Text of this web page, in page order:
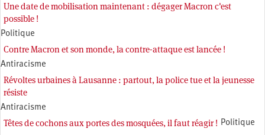
Une date de mobilisation maintenant : dégager Macron c'est
possible !
Politique
Contre Macron et son monde, la contre-attaque est lancée !
Antiracisme
Révoltes urbaines à Lausanne : partout, la police tue et la jeunesse
résiste
Antiracisme
Têtes de cochons aux portes des mosquées, il faut réagir ! Politique